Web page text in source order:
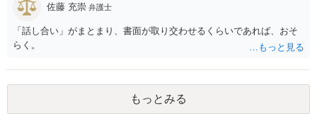
佐藤 充崇 弁護士
「話し合い」がまとまり、書面が取り交わせるくらいであれば、おそ
らく。
もっとみる